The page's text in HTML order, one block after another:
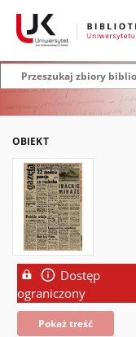
OBIEKT
Dostęp
ograniczony
Pokaż treść